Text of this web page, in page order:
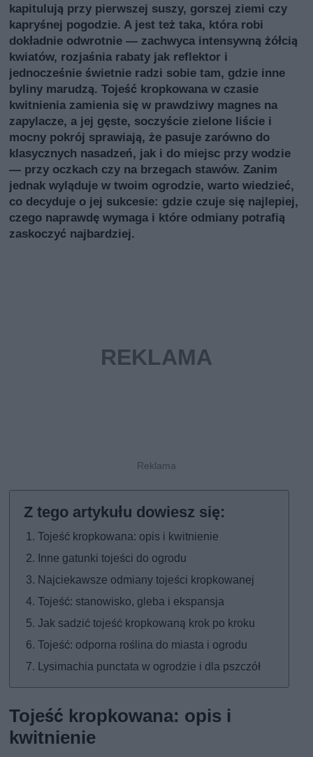
kapitulują przy pierwszej suszy, gorszej ziemi czy
kapryśnej pogodzie. A jest też taka, która robi
dokładnie odwrotnie — zachwyca intensywną żółcią
kwiatów, rozjaśnia rabaty jak reflektor i
jednocześnie świetnie radzi sobie tam, gdzie inne
byliny marudzą. Tojeść kropkowana w czasie
kwitnienia zamienia się w prawdziwy magnes na
zapylacze, a jej gęste, soczyście zielone liście i
mocny pokrój sprawiają, że pasuje zarówno do
klasycznych nasadzeń, jak i do miejsc przy wodzie
— przy oczkach czy na brzegach stawów. Zanim
jednak wyląduje w twoim ogrodzie, warto wiedzieć,
co decyduje o jej sukcesie: gdzie czuje się najlepiej,
czego naprawdę wymaga i które odmiany potrafią
zaskoczyć najbardziej.
Tojeść kropkowana: opis i kwitnienie
Inne gatunki tojeści do ogrodu
Najciekawsze odmiany tojeści kropkowanej
Tojeść: stanowisko, gleba i ekspansja
Jak sadzić tojeść kropkowaną krok po kroku
Tojeść: odporna roślina do miasta i ogrodu
Lysimachia punctata w ogrodzie i dla pszczół
Tojeść kropkowana: opis i
kwitnienie